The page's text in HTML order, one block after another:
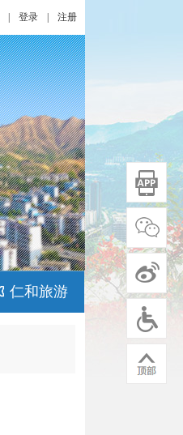
登录 注册
仁和旅游